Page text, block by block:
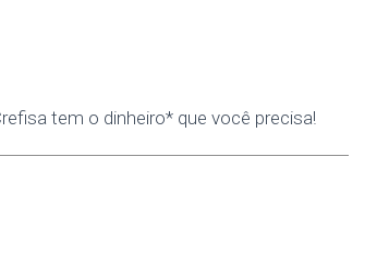
tem o dinheiro* que você precisa!